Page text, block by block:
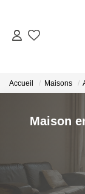
Accueil Maisons
Maison